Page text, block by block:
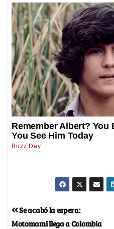
Se acabó la espera:
Motomami llega a Colombia